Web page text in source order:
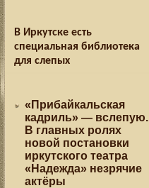
В Иркутске есть
специальная библиотека
для слепых
«Прибайкальская
кадриль» — вслепую.
В главных ролях
новой постановки
иркутского театра
«Надежда» незрячие
актёры